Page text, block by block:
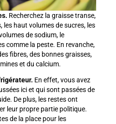
Recherchez la graisse transe,
les haut volumes de sucres, les
de sodium, le
comme la peste. En revanche,
fibres, des bonnes graisses,
et du calcium.
En effet, vous avez
ici et qui sont passées de
De plus, les restes ont
leur propre partie politique.
de la place pour les